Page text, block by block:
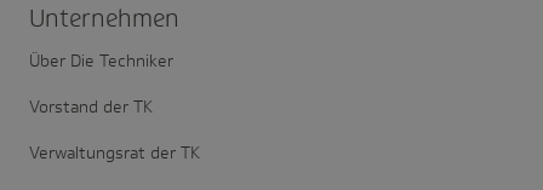
Unter­nehmen
Über Die Techniker
Vorstand der TK
Verwaltungsrat der TK